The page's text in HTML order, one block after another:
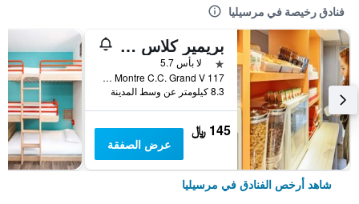
فنادق رخيصة في مرسيليا
بريمير كلاس مارسيليه إيست - لا فالينتين
نجمة واحدة
لا بأس 5.7
117 Traverse De La Montre C.C. Grand V, مرسيليا, إقليم بوش دو رون, فرنسا
8.3 كيلومتر عن وسط المدينة
145 ﷼
عرض الصفقة
شاهد أرخص الفنادق في مرسيليا